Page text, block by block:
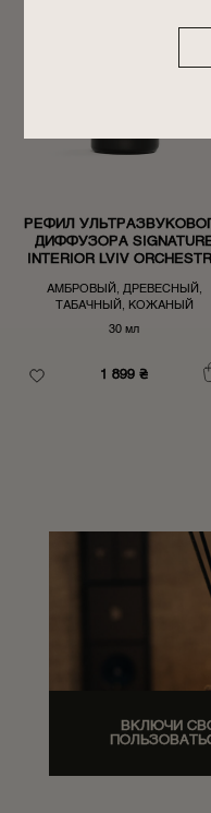
РЕФИЛ
ДИФФУЗОРА
INTERIOR LVIV
АМБРОВЫЙ, ДРЕВЕСНЫЙ,
ТАБАЧНЫЙ, КОЖАНЫЙ
30 мл
1 899 ₴
ВКЛЮЧИ